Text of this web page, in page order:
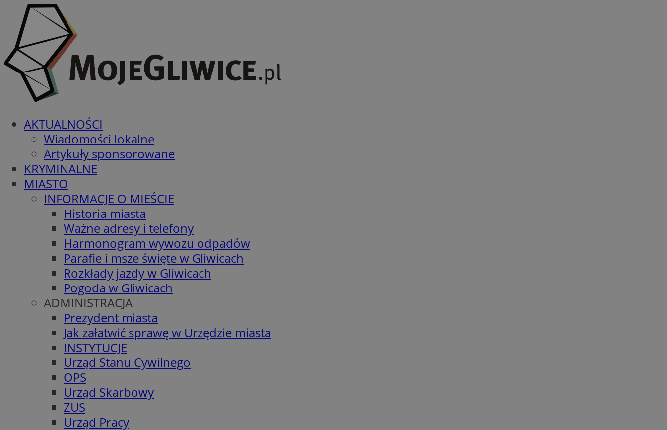
AKTUALNOŚCI
Wiadomości lokalne
Artykuły sponsorowane
KRYMINALNE
MIASTO
INFORMACJE O MIEŚCIE
Historia miasta
Ważne adresy i telefony
Harmonogram wywozu odpadów
Parafie i msze święte w Gliwicach
Rozkłady jazdy w Gliwicach
Pogoda w Gliwicach
ADMINISTRACJA
Prezydent miasta
Jak załatwić sprawę w Urzędzie miasta
INSTYTUCJE
Urząd Stanu Cywilnego
OPS
Urząd Skarbowy
ZUS
Urząd Pracy